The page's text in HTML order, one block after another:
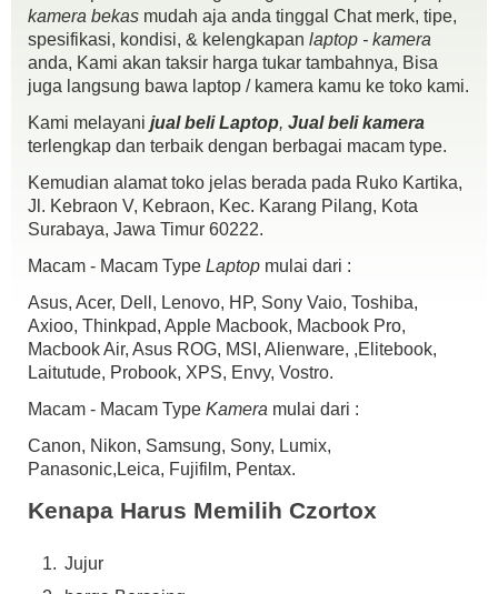
Integrated Intel UHD Graphics 600
4GB RAM
SSD 256gb
64BG eMMC
14″ HD Display
Windows 10 Home
Kondisi :
100% New / Garansi 2 tahun
Kelengkapan : Unit / Batre / Charger / Dosbook / Tas
Harga 5,65jt aja siapa cepat dia dapat
kamera bekas mudah aja anda tinggal Chat merk, tipe,
spesifikasi, kondisi, & kelengkapan laptop - kamera
anda, Kami akan taksir harga tukar tambahnya, Bisa
juga langsung bawa laptop / kamera kamu ke toko kami.
Kami melayani jual beli Laptop, Jual beli kamera
terlengkap dan terbaik dengan berbagai macam type.
Kemudian alamat toko jelas berada pada Ruko Kartika,
Jl. Kebraon V, Kebraon, Kec. Karang Pilang, Kota
Surabaya, Jawa Timur 60222.
Macam - Macam Type Laptop mulai dari :
Asus, Acer, Dell, Lenovo, HP, Sony Vaio, Toshiba,
Axioo, Thinkpad, Apple Macbook, Macbook Pro,
Macbook Air, Asus ROG, MSI, Alienware, ,Elitebook,
Laitutude, Probook, XPS, Envy, Vostro.
Macam - Macam Type Kamera mulai dari :
Canon, Nikon, Samsung, Sony, Lumix,
Panasonic,Leica, Fujifilm, Pentax.
Kenapa Harus Memilih Czortox
Jujur